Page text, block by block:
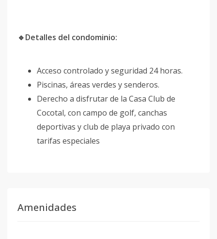
🔹Detalles del condominio:
Acceso controlado y seguridad 24 horas.
Piscinas, áreas verdes y senderos.
Derecho a disfrutar de la Casa Club de
Cocotal, con campo de golf, canchas
deportivas y club de playa privado con
tarifas especiales
Amenidades